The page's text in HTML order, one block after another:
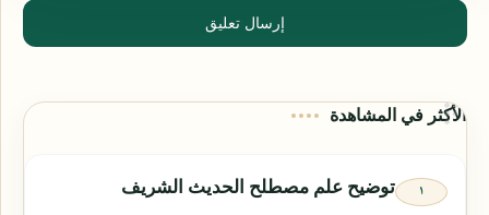
إرسال تعليق
الأكثر في المشاهدة
توضيح علم مصطلح الحديث الشريف